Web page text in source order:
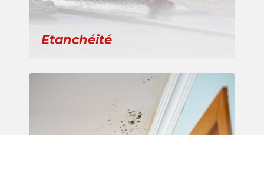
Etanchéité